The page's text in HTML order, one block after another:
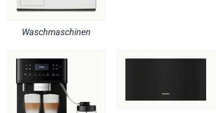
Waschmaschinen